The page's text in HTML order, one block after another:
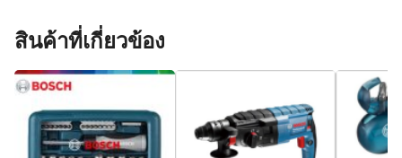
สินค้าที่เกี่ยวข้อง